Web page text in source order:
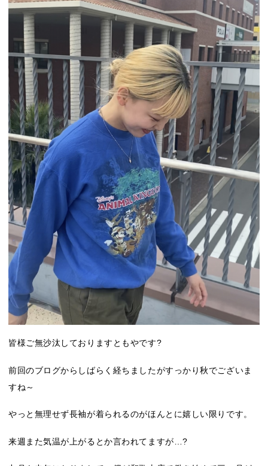
皆様ご無沙汰しておりますともやです?
前回のブログからしばらく経ちましたがすっかり秋でございま
すね～
やっと無理せず長袖が着られるのがほんとに嬉しい限りです。
来週また気温が上がるとか言われてますが…?